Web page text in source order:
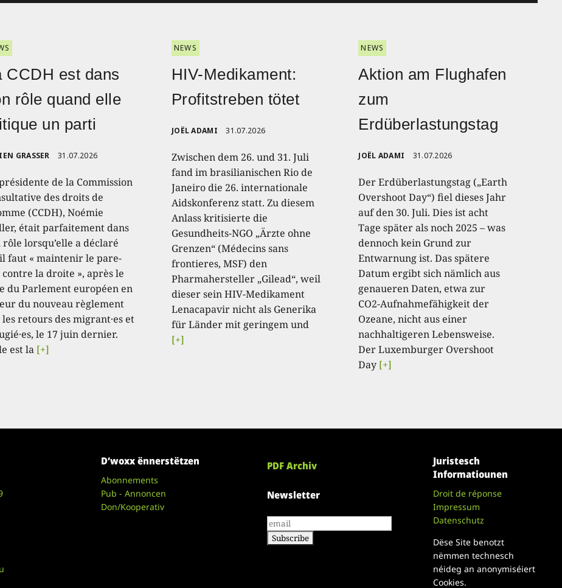
CCDH est dans
rôle quand elle
un parti
GRASSER 31.07.2026
de la Commission
des droits de
(CCDH), Noémie
était parfaitement dans
rôle lorsqu’elle a déclaré
faut « maintenir le pare-
la droite », après le
du Parlement européen en
du nouveau règlement
retours des migrant·es et
le 17 juin dernier.
est la [+]
NEWS
HIV-Medikament:
Profitstreben tötet
JOËL ADAMI 31.07.2026
Zwischen dem 26. und 31. Juli
fand im brasilianischen Rio de
Janeiro die 26. internationale
Aidskonferenz statt. Zu diesem
Anlass kritisierte die
Gesundheits-NGO „Ärzte ohne
Grenzen“ (Médecins sans
frontieres, MSF) den
Pharmahersteller „Gilead“, weil
dieser sein HIV-Medikament
Lenacapavir nicht als Generika
für Länder mit geringem und
[+]
NEWS
Aktion am Flughafen
zum
Erdüberlastungstag
JOËL ADAMI 31.07.2026
Der Erdüberlastungstag („Earth
Overshoot Day“) fiel dieses Jahr
auf den 30. Juli. Dies ist acht
Tage später als noch 2025 – was
dennoch kein Grund zur
Entwarnung ist. Das spätere
Datum ergibt sich nämlich aus
genaueren Daten, etwa zur
CO2-Aufnahmefähigkeit der
Ozeane, nicht aus einer
nachhaltigeren Lebensweise.
Der Luxemburger Overshoot
Day [+]
D’woxx ënnerstëtzen
Abonnements
Pub - Annoncen
Don/Kooperativ
PDF Archiv
Newsletter
Juristesch
Informatiounen
Droit de réponse
Impressum
Datenschutz
Dëse Site benotzt
nëmmen technesch
néideg an anonymiséiert
Cookies.